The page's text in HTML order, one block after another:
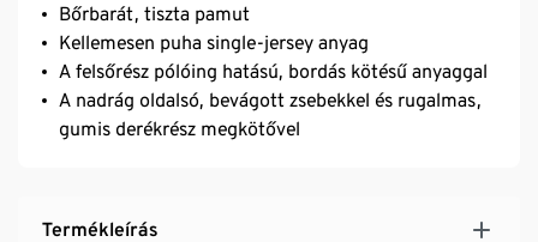
Bőrbarát, tiszta pamut
Kellemesen puha single-jersey anyag
A felsőrész pólóing hatású, bordás kötésű anyaggal
A nadrág oldalsó, bevágott zsebekkel és rugalmas,
gumis derékrész megkötővel
Termékleírás